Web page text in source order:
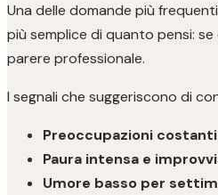
Una delle domande più
più semplice di quanto pensi:
parere professionale.
I segnali che suggeriscono di
Preoccupazioni costanti
Paura intensa e
Umore basso per